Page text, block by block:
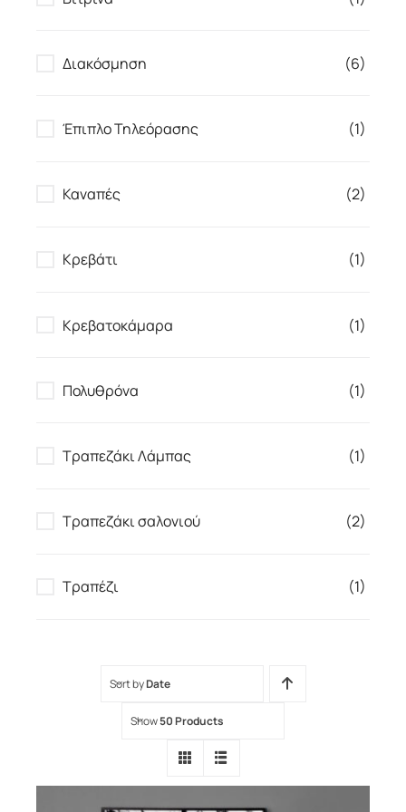
Επικοινωνία
Αναζήτηση
Διακόσμηση (6)
Έπιπλο Τηλεόρασης (1)
Καναπές (2)
Κρεβάτι (1)
Κρεβατοκάμαρα (1)
Πολυθρόνα (1)
Τραπεζάκι Λάμπας (1)
Τραπεζάκι σαλονιού (2)
Τραπέζι (1)
Sort byDate
Show50 Products